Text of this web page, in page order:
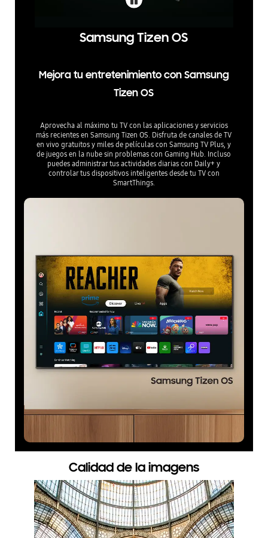
Samsung Tizen OS
Mejora tu entretenimiento con Samsung
Tizen OS
Aprovecha al máximo tu TV con las aplicaciones y servicios
más recientes en Samsung Tizen OS. Disfruta de canales de TV
en vivo gratuitos y miles de películas con Samsung TV Plus, y
de juegos en la nube sin problemas con Gaming Hub. Incluso
puedes administrar tus actividades diarias con Daily+ y
controlar tus dispositivos inteligentes desde tu TV con
SmartThings.
Calidad de la imagens